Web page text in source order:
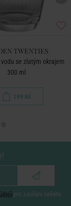
TWENTIES
se zlatým okrajem
300 ml
199 Kč
pro zasílání našeho